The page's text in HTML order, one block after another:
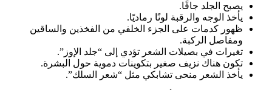
يصبح الجلد جافًا.
يأخذ الوجه والرقبة لونًا رماديًا.
ظهور كدمات على الجزء الخلفي من الفخذين والساقين
ومفاصل الركبة.
تغيرات في بصيلات الشعر تؤدي إلى “جلد الإوز”.
تكون هناك نزيف صغير بتكوينات دموية حول البشرة.
يأخذ الشعر منحى تشابكي مثل “شعر السلك”.